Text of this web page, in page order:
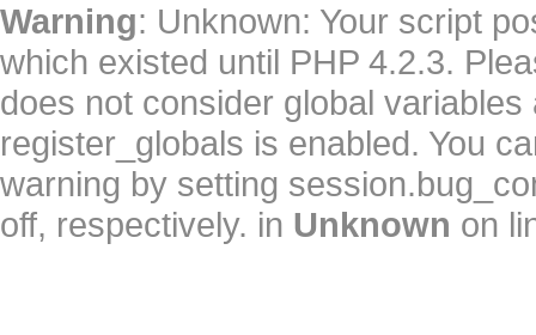
Warning: Unknown: Your script
which existed until PHP 4.2.3.
does not consider global
register_globals is enabled. You
warning by setting
off, respectively. in Unknown on